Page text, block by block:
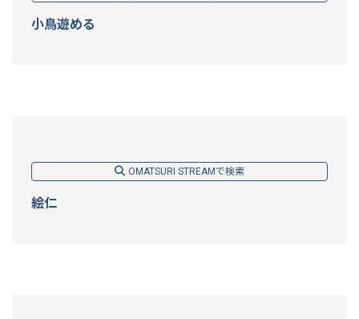
小鳥遊める
OMATSURI STREAMで検索
絵仁